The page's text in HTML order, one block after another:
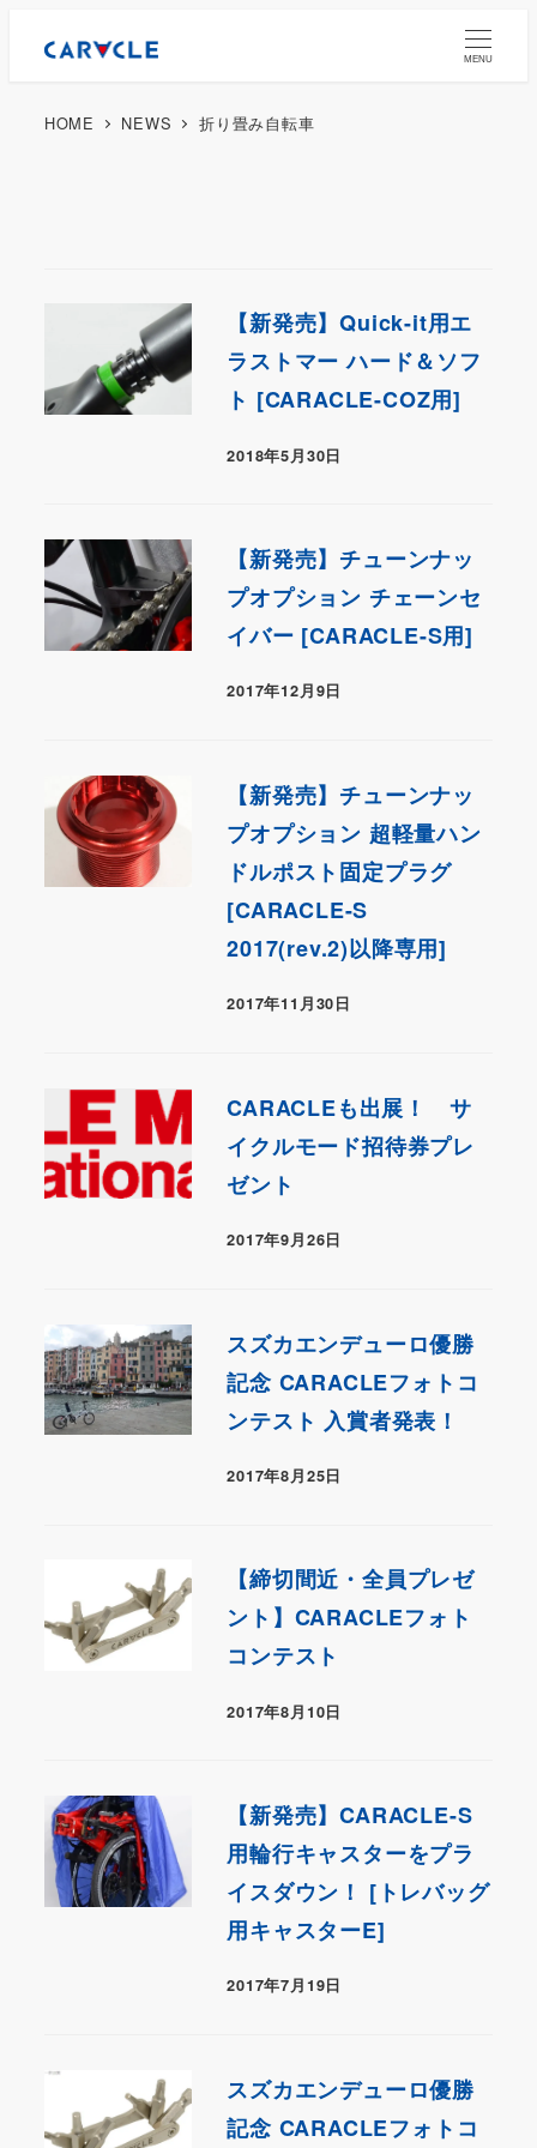
MENU
HOME NEWS 折り畳み自転車
【新発売】Quick-it用エ
ラストマー ハード＆ソフ
ト [CARACLE-COZ用]
2018年5月30日
【新発売】チューンナッ
プオプション チェーンセ
イバー [CARACLE-S用]
2017年12月9日
【新発売】チューンナッ
プオプション 超軽量ハン
ドルポスト固定プラグ
[CARACLE-S
2017(rev.2)以降専用]
2017年11月30日
CARACLEも出展！ サ
イクルモード招待券プレ
ゼント
2017年9月26日
スズカエンデューロ優勝
記念 CARACLEフォトコ
ンテスト 入賞者発表！
2017年8月25日
【締切間近・全員プレゼ
ント】CARACLEフォト
コンテスト
2017年8月10日
【新発売】CARACLE-S
用輪行キャスターをプラ
イスダウン！ [トレバッグ
用キャスターE]
2017年7月19日
スズカエンデューロ優勝
記念 CARACLEフォトコ